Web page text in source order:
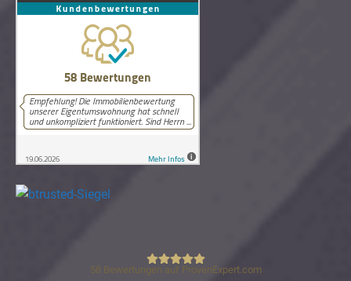
58 Bewertungen auf ProvenExpert.com